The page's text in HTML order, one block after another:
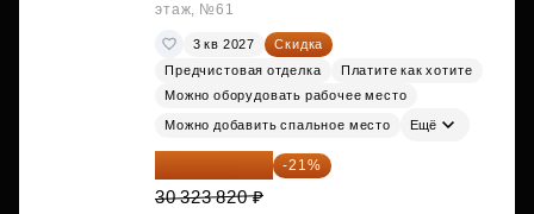
этаж, №61
3 кв 2027
Скидка
Предчистовая отделка
Платите как хотите
Можно оборудовать рабочее место
Можно добавить спальное место Ещё
23 955 818 ₽ -21%
30 323 820 ₽